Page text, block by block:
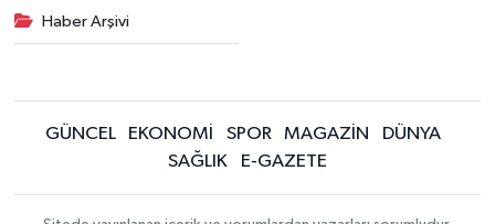
Haber Arşivi
GÜNCEL EKONOMİ SPOR MAGAZİN
DÜNYA
SAĞLIK
E-GAZETE